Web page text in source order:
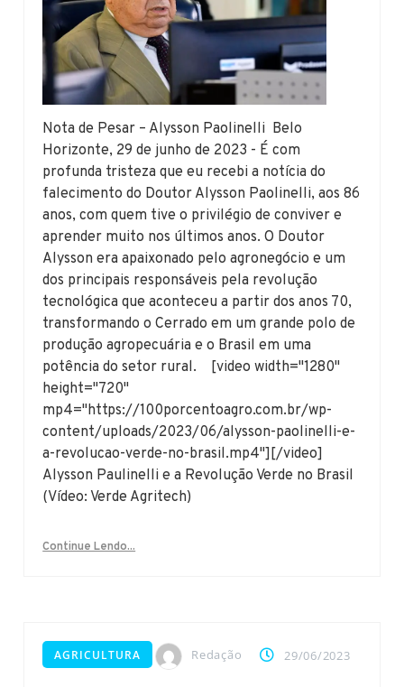
Nota de Pesar – Alysson Paolinelli Belo
Horizonte, 29 de junho de 2023 - É com
profunda tristeza que eu recebi a notícia do
falecimento do Doutor Alysson Paolinelli, aos 86
anos, com quem tive o privilégio de conviver e
aprender muito nos últimos anos. O Doutor
Alysson era apaixonado pelo agronegócio e um
dos principais responsáveis pela revolução
tecnológica que aconteceu a partir dos anos 70,
transformando o Cerrado em um grande polo de
produção agropecuária e o Brasil em uma
potência do setor rural. [video width="1280"
height="720"
mp4="https://100porcentoagro.com.br/wp-
content/uploads/2023/06/alysson-paolinelli-e-
a-revolucao-verde-no-brasil.mp4"][/video]
Alysson Paulinelli e a Revolução Verde no Brasil
(Vídeo: Verde Agritech)
Continue Lendo...
AGRICULTURA Redação 29/06/2023